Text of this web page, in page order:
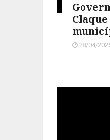
28/04/